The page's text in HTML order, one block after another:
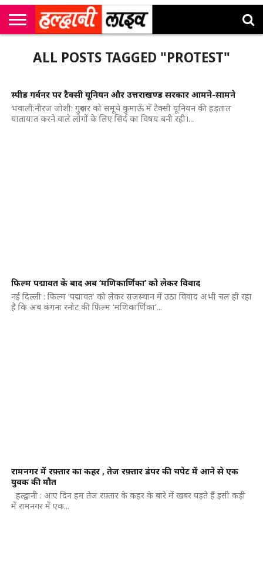
कॉर्नर
उत्तराखंड
न्यूज़
मनोरंजन
सम्पादकीय
अलर्ट्स
ALL POSTS TAGGED "PROTEST"
स्पीड गर्वनर पर टैक्सी यूनियन और उत्तराखण्ड सरकार आमने-सामने
भवाली:नीरज जोशी: गुरुवार को समूचे कुमाऊँ में टैक्सी यूनियन की हड़ताल
यातायात करने वाले लोगों के लिए सिर्द का विषय बनी रही।...
फिल्म पद्मावत के बाद अब ‘मणिकार्णिका’ को लेकर विवाद
नई दिल्ली : फिल्म ‘पद्मावत’ को लेकर राजस्थान में उठा विवाद अभी चल ही रहा
है कि अब कंगना रनोट की फिल्म ‘मणिकार्णिका’...
रामनगर में रफ़्तार का कहर , तेज रफ़्तार डंपर की चपेट में आने से एक
युवक की मौत
हल्द्वानी : आए दिन हम तेज रफ़्तार के कहर के बारे में खबर पड़ते हैं इसी कड़ी
में रामनगर में एक...